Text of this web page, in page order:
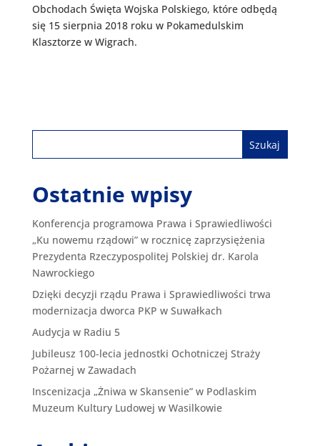
Obchodach Święta Wojska Polskiego, które odbędą
się 15 sierpnia 2018 roku w Pokamedulskim
Klasztorze w Wigrach.
Ostatnie wpisy
Konferencja programowa Prawa i Sprawiedliwości
„Ku nowemu rządowi” w rocznicę zaprzysiężenia
Prezydenta Rzeczypospolitej Polskiej dr. Karola
Nawrockiego
Dzięki decyzji rządu Prawa i Sprawiedliwości trwa
modernizacja dworca PKP w Suwałkach
Audycja w Radiu 5
Jubileusz 100-lecia jednostki Ochotniczej Straży
Pożarnej w Zawadach
Inscenizacja „Żniwa w Skansenie” w Podlaskim
Muzeum Kultury Ludowej w Wasilkowie